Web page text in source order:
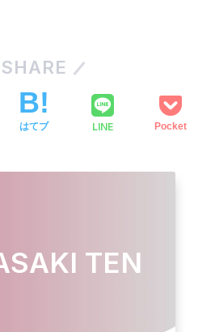
SHARE
はてブ LINE Pocket
TEN